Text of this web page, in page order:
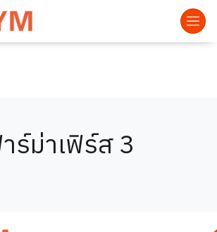
ร์ม่าเฟิร์ส 3